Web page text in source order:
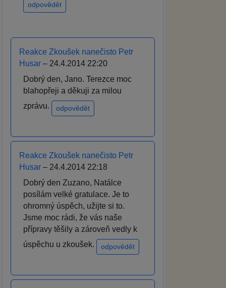
odpovědět
Reakce Zkoušek nanečisto Petr
Husar – 24.4.2014 22:20
Dobrý den, Jano. Terezce moc
blahopřeji a děkuji za milou
zprávu.
odpovědět
Reakce Zkoušek nanečisto Petr
Husar – 24.4.2014 22:18
Dobrý den Zuzano, Natálce
posílám velké gratulace. Je to
ohromný úspěch, užijte si to.
Jsme moc rádi, že vás naše
přípravy těšily a zároveň vedly k
úspěchu u zkoušek.
odpovědět